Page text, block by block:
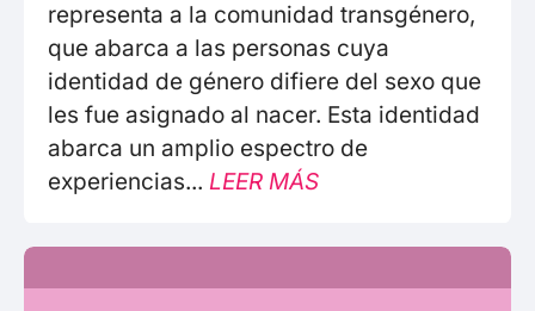
representa a la comunidad transgénero,
que abarca a las personas cuya
identidad de género difiere del sexo que
les fue asignado al nacer. Esta identidad
abarca un amplio espectro de
experiencias... LEER MÁS